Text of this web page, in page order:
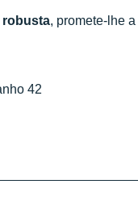
robusta, promete-lhe a
42